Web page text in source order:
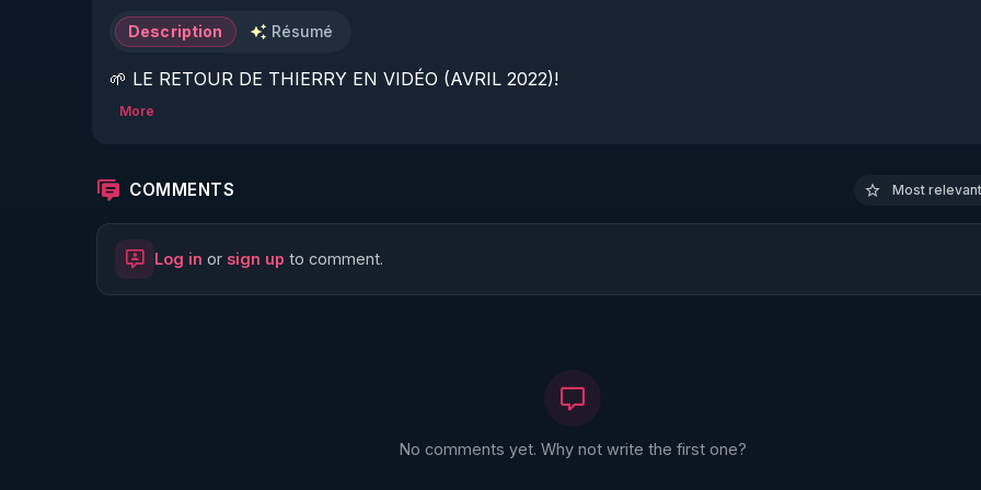
Description Résumé
🌱 LE RETOUR DE THIERRY EN VIDÉO (AVRIL 2022)!
🌱 LE MAGAZINE RÉGÉNÈRE
http://rgnr.li/ymag
More
COMMENTS Most
Log in or sign up to comment.
No comments yet. Why not write the first one?